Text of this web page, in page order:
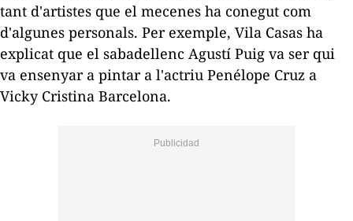
tant d'artistes que el mecenes ha conegut com
d'algunes personals. Per exemple, Vila Casas ha
explicat que el sabadellenc Agustí Puig va ser qui
va ensenyar a pintar a l'actriu Penélope Cruz a
Vicky Cristina Barcelona.